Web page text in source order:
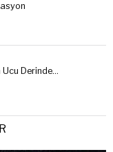
Ucu Derinde…